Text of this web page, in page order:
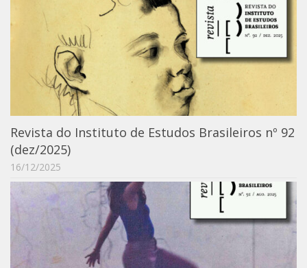
Moraes Silva
Portais
Educação em Fronteiras
Portal de Literatura de Cordel
Plataforma Modernismo
Ver – Anita Malfatti
Novos Projetos
Graduação
Sobre a Graduação
1° semestre
Revista do Instituto de Estudos Brasileiros nº 92
(dez/2025)
16/12/2025